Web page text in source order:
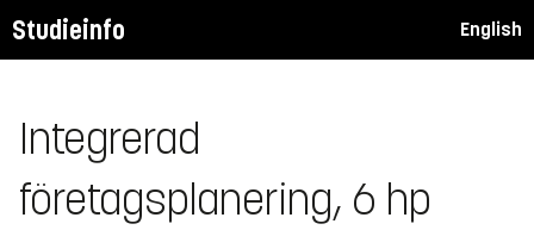
Studieinfo English
Integrerad
företagsplanering, 6 hp